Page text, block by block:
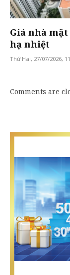
Giá nhà
hạ nhiệt
Thứ Hai, 27/07/2026,
Comments are